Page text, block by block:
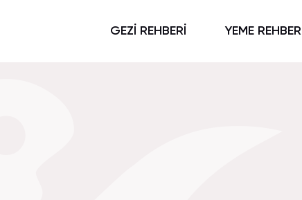
GEZİ REHBERİ YEME REHBERİ